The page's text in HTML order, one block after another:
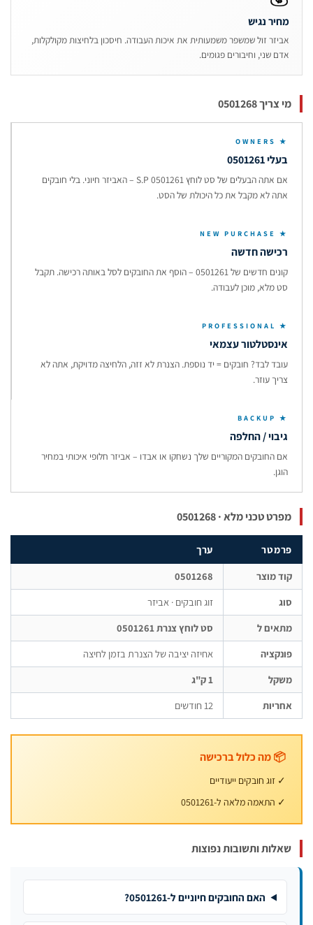
נגיש
זול שמשפר משמעותית את איכות העבודה. חיסכון בלחיצות מקולקלות,
שני, וחיבורים פגומים.
0501268
אם אתה הבעלים של סט לוחץ S.P 0501261 – האביזר חיוני. בלי חובקים
לא מקבל את כל היכולת של הסט.
חדשה
קונים חדשים של 0501261 – הוסף את החובקים לסל באותה רכישה. תקבל
מלא, מוכן לעבודה.
עצמאי
לבד? חובקים = יד נוספת. הצנרת לא זזה, הלחיצה מדויקת, אתה לא
עוזר.
/ החלפה
החובקים המקוריים שלך נשחקו או אבדו – אביזר חלופי איכותי במחיר
טכני מלא · 0501268
מוצר
0501268
זוג חובקים · אביזר
ל
סט לוחץ צנרת 0501261
אחיזה יציבה של הצנרת בזמן לחיצה
📦 מה כלול ברכישה
✓ זוג חובקים ייעודיים
✓ התאמה מלאה ל-0501261
ותשובות נפוצות
האם החובקים חיוניים ל-0501261?